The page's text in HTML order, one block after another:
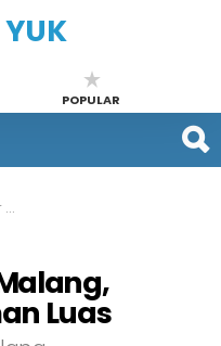
POPULAR
Luas